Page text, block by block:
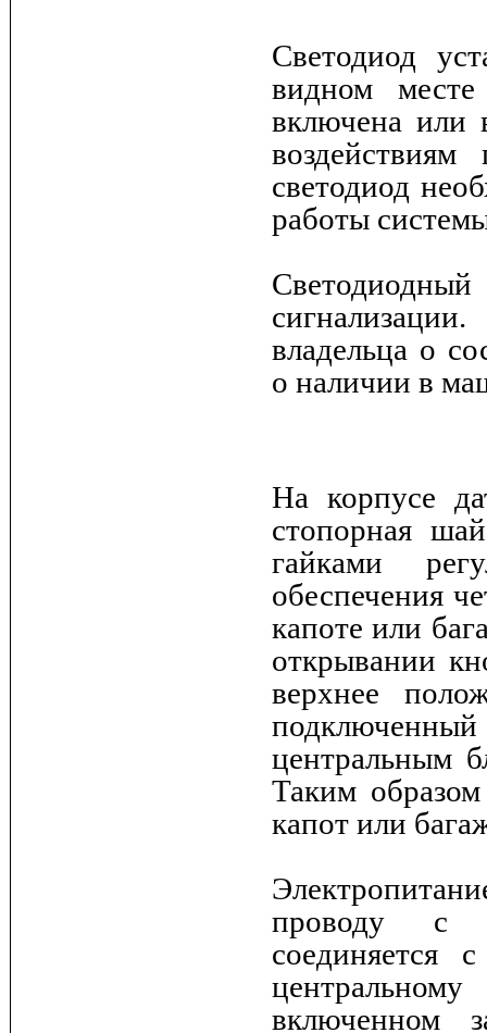
Светодиод
видном
включена или
светодиод
работы
владельца о
о наличии в
На корпусе
стопорная
гайками
обеспечения
капоте или
открывании
верхнее
центральным
Таким
капот или
проводу с
соединяется
включенном